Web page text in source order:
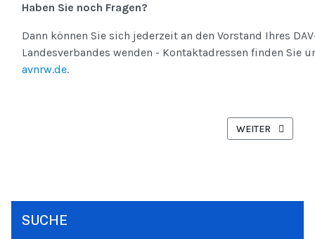
Haben Sie noch Fragen?
Dann können Sie sich jederzeit an den Vorstand Ihres
Landesverbandes wenden - Kontaktadressen finden Sie
avnrw.de.
NÄCHSTER
WEITER
SUCHE